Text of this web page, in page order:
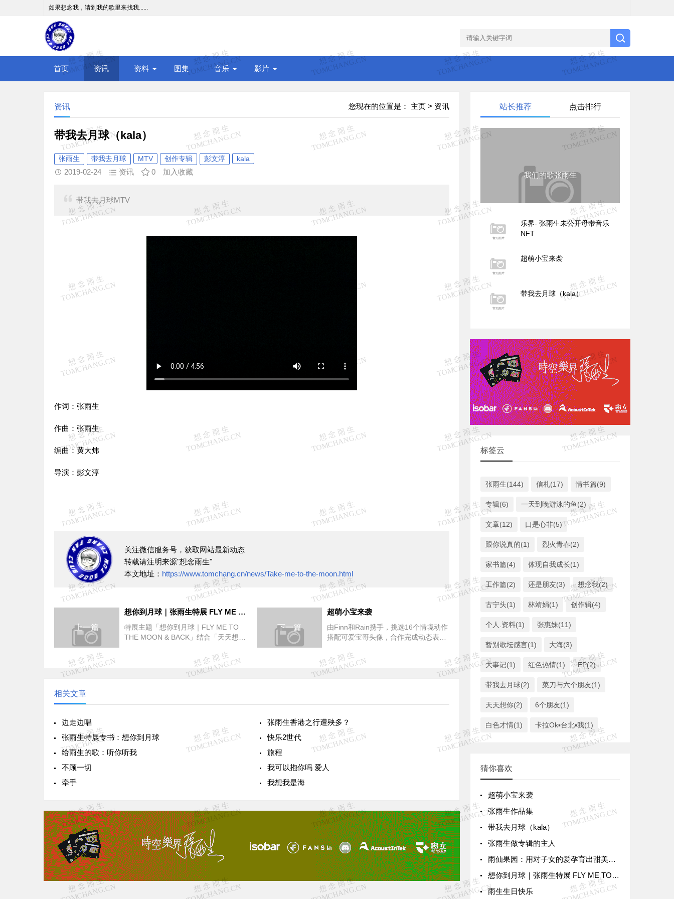
如果想念我，请到我的歌里来找我......
首页 资讯 资料 图集 音乐 影片
您现在的位置是： 主页 > 资讯
资讯
带我去月球（kala）
张雨生 带我去月球 MTV 创作专辑 彭文淳 kala
2019-02-24 资讯 0 加入收藏
带我去月球MTV
作词：张雨生
作曲：张雨生
编曲：黄大炜
导演：彭文淳
关注微信服务号，获取网站最新动态
转载请注明来源"想念雨生"
本文地址： https://www.tomchang.cn/news/Take-me-to-the-moon.html
上一篇
想你到月球｜张雨生特展 FLY ME TO THE MOON & BACK
特展主题「想你到月球｜FLY ME TO
THE MOON & BACK」结合「天天想
下一篇
超萌小宝来袭
由Finn和Rain携手，挑选16个情境动作
搭配可爱宝哥头像，合作完成动态表情
信表...
相关文章
边走边唱
张雨生香港之行遭殃多？
张雨生特展专书：想你到月球
快乐2世代
给雨生的歌：听你听我
旅程
不顾一切
我可以抱你吗 爱人
牵手
我想我是海
站长推荐 点击排行
我们的歌张雨生
乐界- 张雨生未公开母带音乐
NFT
超萌小宝来袭
带我去月球（kala）
标签云
张雨生(144) 信札(17) 情书篇(9)
专辑(6) 一天到晚游泳的鱼(2)
文章(12) 口是心非(5)
跟你说真的(1) 烈火青春(2)
家书篇(4) 体现自我成长(1)
工作篇(2) 还是朋友(3) 想念我(2)
古宁头(1) 林靖娟(1) 创作辑(4)
个人.资料(1) 张惠妹(11)
暂别歌坛感言(1) 大海(3)
大事记(1) 红色热情(1) EP(2)
带我去月球(2) 菜刀与六个朋友(1)
天天想你(2) 6个朋友(1)
白色才情(1) 卡拉Ok▪台北▪我(1)
猜你喜欢
超萌小宝来袭
张雨生作品集
带我去月球（kala）
张雨生做专辑的主人
雨仙果园：用对子女的爱孕育出甜美果实
想你到月球｜张雨生特展 FLY ME TO THE MOON & BACK
雨生生日快乐